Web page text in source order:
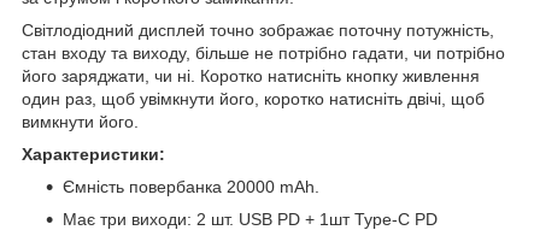
Світлодіодний дисплей точно зображає поточну потужність,
стан входу та виходу, більше не потрібно гадати, чи потрібно
його заряджати, чи ні. Коротко натисніть кнопку живлення
один раз, щоб увімкнути його, коротко натисніть двічі, щоб
вимкнути його.
Характеристики:
Ємність повербанка 20000 mAh.
Має три виходи: 2 шт. USB PD + 1шт Type-C PD